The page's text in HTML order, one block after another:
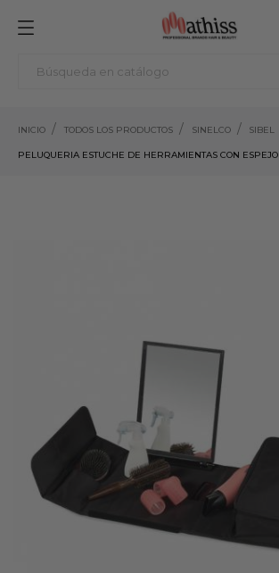
INICIO TODOS LOS PRODUCTOS SINELCO SIBEL
PELUQUERIA ESTUCHE DE HERRAMIENTAS CON ESPEJO